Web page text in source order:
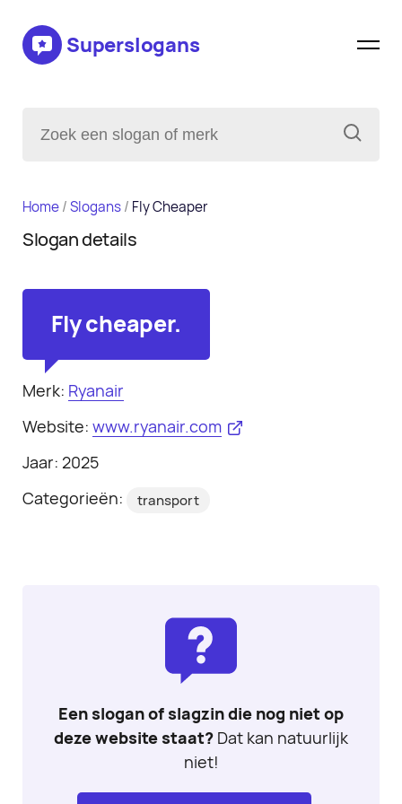
Superslogans
Home/Slogans/ Fly Cheaper
Slogan details
Fly cheaper.
Merk: Ryanair
Website: www.ryanair.com
Jaar: 2025
Categorieën:
transport
Een slogan of slagzin die nog niet op
deze website staat? Dat kan natuurlijk
niet!